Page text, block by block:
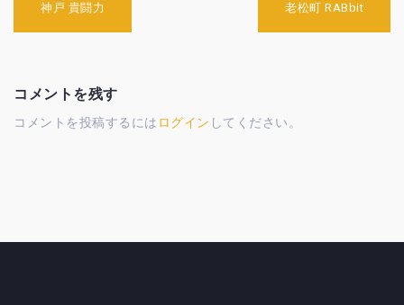
ー
ョ
神戸 貴闘力 老松町 RABbit
コメントを残す
コメントを投稿するには ログイン してください。